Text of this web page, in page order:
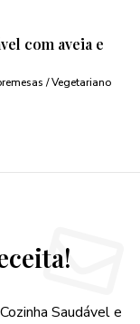
com aveia e
/ Vegetariano
Saudável e